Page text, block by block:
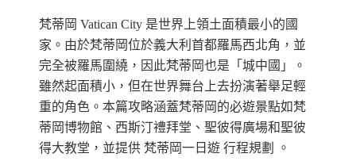
紹：
開
放
時
間、
門
梵蒂岡 Vatican City 是世界上領土面積最小的國
家。由於梵蒂岡位於義大利首都羅馬西北角，並
完全被羅馬圍繞，因此梵蒂岡也是「城中國」。
雖然起面積小，但在世界舞台上去扮演著舉足輕
重的角色。本篇攻略涵蓋梵蒂岡的必遊景點如梵
蒂岡博物館、西斯汀禮拜堂、聖彼得廣場和聖彼
得大教堂，並提供 梵蒂岡一日遊 行程規劃 。